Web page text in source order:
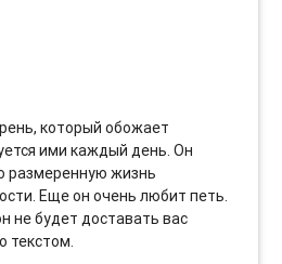
который обожает
ими каждый день. Он
размеренную жизнь
Еще он очень любит петь.
не будет доставать вас
текстом.